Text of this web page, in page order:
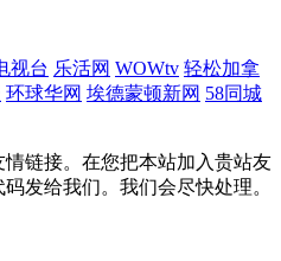
视台 乐活网 WOWtv 轻松加拿
环球华网 埃德蒙顿新网 58同城
链接。在您把本站加入贵站友
发给我们。我们会尽快处理。